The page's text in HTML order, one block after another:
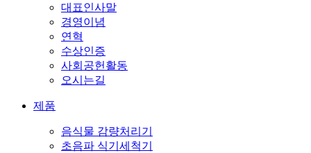
대표인사말
경영이념
연혁
수상인증
사회공헌활동
오시는길
제품
음식물 감량처리기
초음파 식기세척기